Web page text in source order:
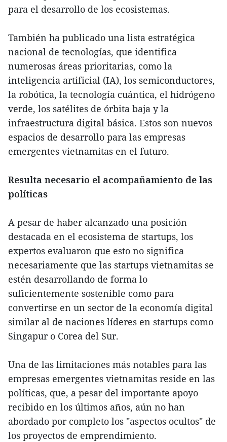
para el desarrollo de los ecosistemas.
También ha publicado una lista estratégica
nacional de tecnologías, que identifica
numerosas áreas prioritarias, como la
inteligencia artificial (IA), los semiconductores,
la robótica, la tecnología cuántica, el hidrógeno
verde, los satélites de órbita baja y la
infraestructura digital básica. Estos son nuevos
espacios de desarrollo para las empresas
emergentes vietnamitas en el futuro.
Resulta necesario el acompañamiento de las
políticas
A pesar de haber alcanzado una posición
destacada en el ecosistema de startups, los
expertos evaluaron que esto no significa
necesariamente que las startups vietnamitas se
estén desarrollando de forma lo
suficientemente sostenible como para
convertirse en un sector de la economía digital
similar al de naciones líderes en startups como
Singapur o Corea del Sur.
Una de las limitaciones más notables para las
empresas emergentes vietnamitas reside en las
políticas, que, a pesar del importante apoyo
recibido en los últimos años, aún no han
abordado por completo los "aspectos ocultos" de
los proyectos de emprendimiento.